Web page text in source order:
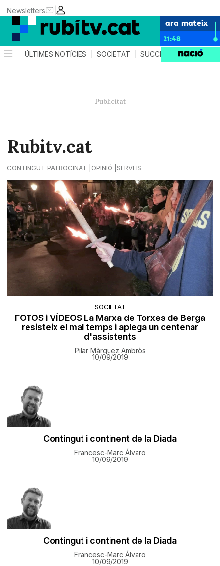
|
Newsletters
ara mateix
21:48
ÚLTIMES NOTÍCIES SOCIETAT SUCCESSOS
Rubitv.cat
CONTINGUT PATROCINAT OPINIÓ SERVEIS
SOCIETAT
FOTOS i VÍDEOS La Marxa de Torxes de Berga
resisteix el mal temps i aplega un centenar
d'assistents
Pilar Màrquez Ambròs
10/09/2019
Contingut i continent de la Diada
Francesc-Marc Álvaro
10/09/2019
Contingut i continent de la Diada
Francesc-Marc Álvaro
10/09/2019